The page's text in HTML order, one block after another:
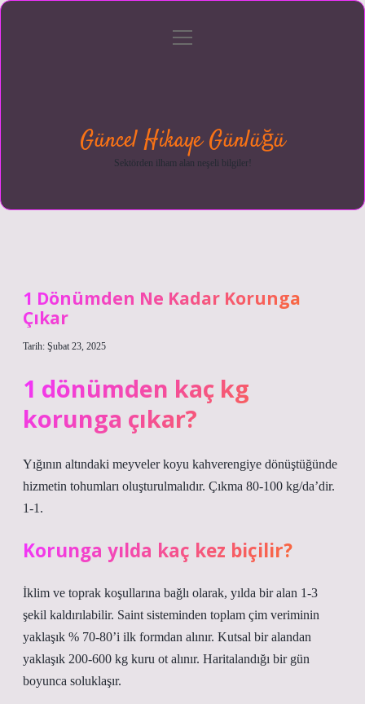
menüyü
Güncel Hikaye Günlüğü
Sektörden ilham alan neşeli bilgiler!
1 Dönümden Ne Kadar Korunga
Çıkar
Tarih: Şubat 23, 2025
1 dönümden kaç kg
korunga çıkar?
Yığının altındaki meyveler koyu kahverengiye dönüştüğünde
hizmetin tohumları oluşturulmalıdır. Çıkma 80-100 kg/da’dir.
1-1.
Korunga yılda kaç kez biçilir?
İklim ve toprak koşullarına bağlı olarak, yılda bir alan 1-3
şekil kaldırılabilir. Saint sisteminden toplam çim veriminin
yaklaşık % 70-80’i ilk formdan alınır. Kutsal bir alandan
yaklaşık 200-600 kg kuru ot alınır. Haritalandığı bir gün
boyunca soluklaşır.